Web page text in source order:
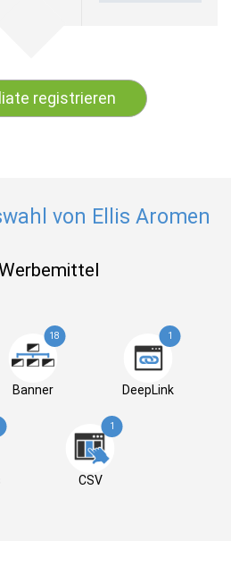
registrieren
von Ellis Aromen
18
Banner
1
DeepLink
1
CSV